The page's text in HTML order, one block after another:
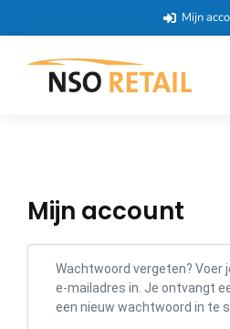
Mijn
Mijn account
Wachtwoord vergeten? Voer
e-mailadres in. Je ontvangt
een nieuw wachtwoord in te